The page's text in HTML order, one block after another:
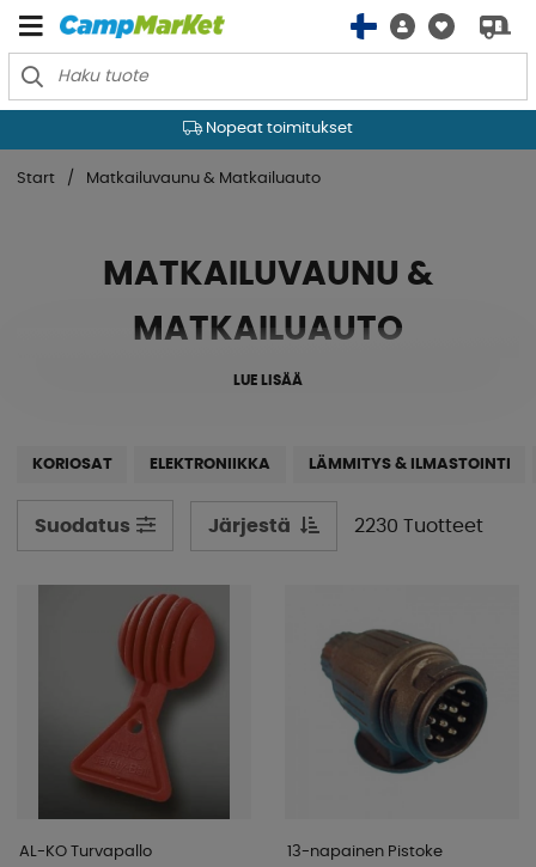
Nopeat toimitukset
Start Matkailuvaunu & Matkailuauto
MATKAILUVAUNU &
MATKAILUAUTO
LUE LISÄÄ
KORIOSAT ELEKTRONIIKKA LÄMMITYS & ILMASTOINTI
Suodatus Järjestä 2230 Tuotteet
AL-KO Turvapallo 13-napainen Pistoke